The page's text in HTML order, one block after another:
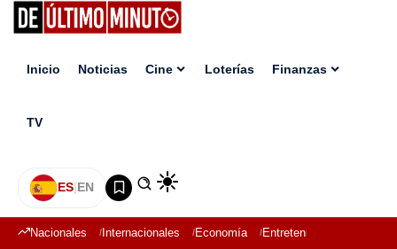
Inicio Noticias Cine Loterías Finanzas
TV
ES|EN
Nacionales Internacionales Economía Entretenimiento